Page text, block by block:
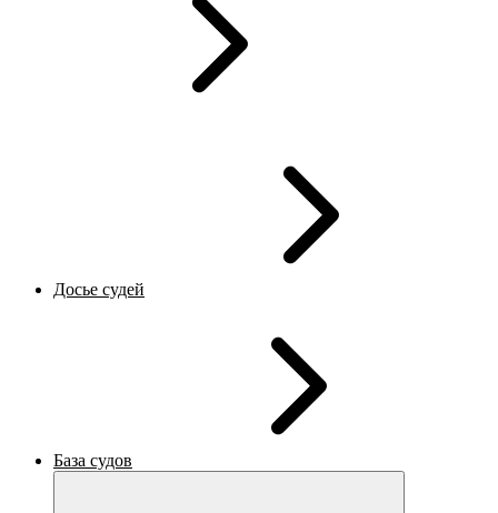
Досье судей
База судов